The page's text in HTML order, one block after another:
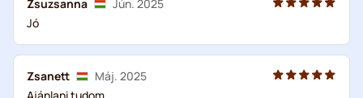
Zsuzsanna
Jún. 2025
Jó
Zsanett
Máj. 2025